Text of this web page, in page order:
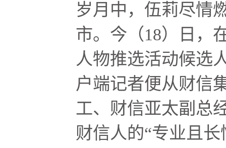
岁月中，伍莉尽情
市。今（18）日，
人物推选活动候选
户端记者便从财信
工、财信亚太副总
财信人的“专业且